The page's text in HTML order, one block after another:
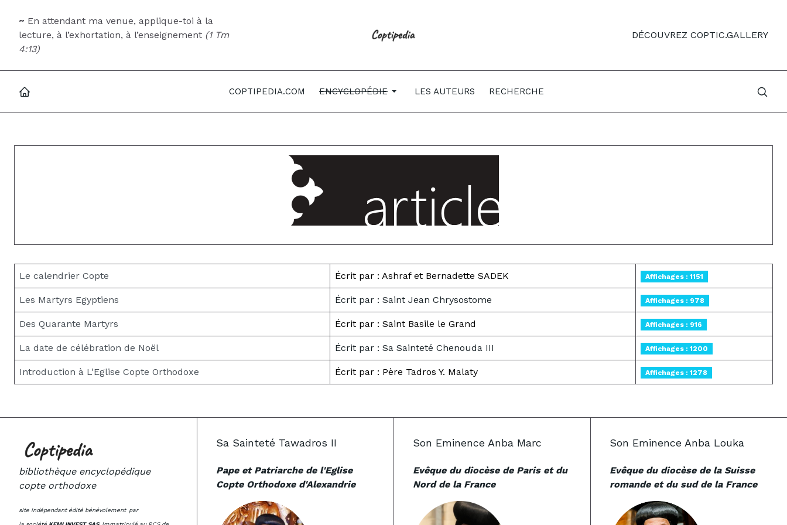
~ En attendant ma venue, applique-toi à la
lecture, à l’exhortation, à l’enseignement (1 Tm
4:13)
DÉCOUVREZ COPTIC.GALLERY
COPTIPEDIA.COM ENCYCLOPÉDIE LES AUTEURS RECHERCHE
Le calendrier Copte Écrit par : Ashraf et Bernadette SADEK Affichages : 1151
Les Martyrs Egyptiens Écrit par : Saint Jean Chrysostome Affichages : 978
Des Quarante Martyrs Écrit par : Saint Basile le Grand Affichages : 916
La date de célébration de Noël Écrit par : Sa Sainteté Chenouda III Affichages : 1200
Introduction à L'Eglise Copte Orthodoxe Écrit par : Père Tadros Y. Malaty Affichages : 1278
bibliothèque encyclopédique
copte orthodoxe
site indépendant édité bénévolement par
Sa Sainteté Tawadros II
Pape et Patriarche de l'Eglise
Copte Orthodoxe d'Alexandrie
Son Eminence Anba Marc
Evêque du diocèse de Paris et du
Nord de la France
Son Eminence Anba Louka
Evêque du diocèse de la Suisse
romande et du sud de la France